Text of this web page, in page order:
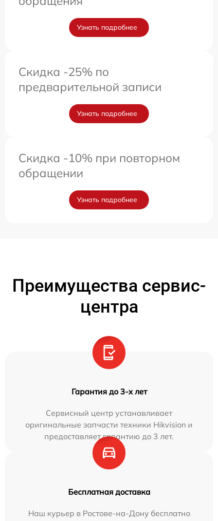
Узнать подробнее
Скидка -25% по
предварительной записи
Узнать подробнее
Скидка -10% при повторном
обращении
Узнать подробнее
Преимущества сервис-
центра
Гарантия до 3-х лет
Сервисный центр устанавливает
оригинальные запчасти техники Hikvision и
предоставляет гарантию до 3 лет.
Бесплатная доставка
Наш курьер в Ростове-на-Дону бесплатно